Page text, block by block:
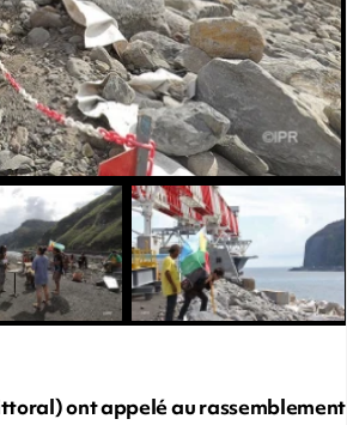
ont appelé au rassemblement